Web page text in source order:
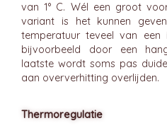
van 1° C. Wél een groot
variant is het kunnen
temperatuur teveel van een
bijvoorbeeld door een
laatste wordt soms pas
aan oververhitting overlijden.
Thermoregulatie